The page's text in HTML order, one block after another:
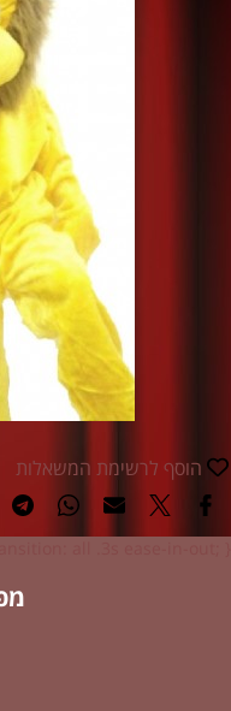
הוסף לרשימת המשאלות